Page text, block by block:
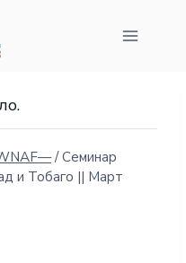
/ Семинар
и Тобаго || Март